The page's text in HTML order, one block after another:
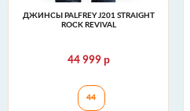
ДЖИНСЫ PALFREY J201 STRAIGHT
ROCK REVIVAL
44 999 р
Джинсы PALFREY
44